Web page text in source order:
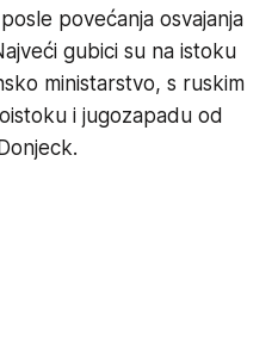
povećanja osvajanja
gubici su na istoku
ministarstvo, s ruskim
i jugozapadu od